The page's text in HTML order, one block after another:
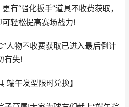
有“强化扳手”道具不收费获取，
可轻松提高赛场战力!
物不收费获取已进入最后倒计
有失!
午发型限时兑换】